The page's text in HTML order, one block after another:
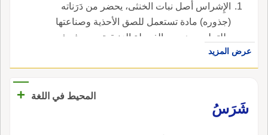
الإِشراس أصل نبات الخنثى، يحضر من دَرَناته
(جذوره) مادة تستعمل للصق الأحذية وصناعتها
وللتجليد، وهو من الفصيلة الزنبقية، ويعرف في
مصر باسمِ (الرِّسْرَاس).عرض المزيد
المحيط في اللغة
+
شَرَسُ